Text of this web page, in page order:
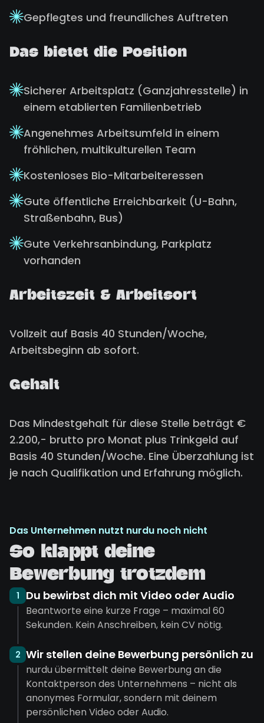
Gepflegtes und freundliches Auftreten
Das bietet die Position
Sicherer Arbeitsplatz (Ganzjahresstelle) in
einem etablierten Familienbetrieb
Angenehmes Arbeitsumfeld in einem
fröhlichen, multikulturellen Team
Kostenloses Bio-Mitarbeiteressen
Gute öffentliche Erreichbarkeit (U-Bahn,
Straßenbahn, Bus)
Gute Verkehrsanbindung, Parkplatz
vorhanden
Arbeitszeit & Arbeitsort
Vollzeit auf Basis 40 Stunden/Woche,
Arbeitsbeginn ab sofort.
Gehalt
Das Mindestgehalt für diese Stelle beträgt €
2.200,- brutto pro Monat plus Trinkgeld auf
Basis 40 Stunden/Woche. Eine Überzahlung ist
je nach Qualifikation und Erfahrung möglich.
Das Unternehmen nutzt nurdu noch nicht
So klappt deine
Bewerbung trotzdem
1 Du bewirbst dich mit Video oder Audio
Beantworte eine kurze Frage – maximal 60
Sekunden. Kein Anschreiben, kein CV nötig.
2 Wir stellen deine Bewerbung persönlich zu
nurdu übermittelt deine Bewerbung an die
Kontaktperson des Unternehmens – nicht als
anonymes Formular, sondern mit deinem
persönlichen Video oder Audio.